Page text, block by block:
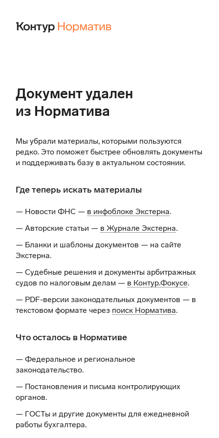
Документ удален
из Норматива
Мы убрали материалы, которыми пользуются
редко. Это поможет быстрее обновлять документы
и поддерживать базу в актуальном состоянии.
Где теперь искать материалы
— Новости ФНС — в инфоблоке Экстерна.
— Авторские статьи — в Журнале Экстерна.
— Бланки и шаблоны документов — на сайте
Экстерна.
— Судебные решения и документы арбитражных
судов по налоговым делам — в Контур.Фокусе.
— PDF-версии законодательных документов — в
текстовом формате через поиск Норматива.
Что осталось в Нормативе
— Федеральное и региональное
законодательство.
— Постановления и письма контролирующих
органов.
— ГОСТы и другие документы для ежедневной
работы бухгалтера.